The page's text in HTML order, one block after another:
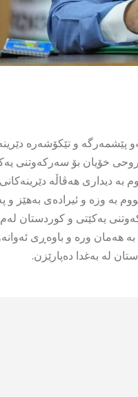
پێشمەرگە و تێکۆشەرە
روحی خۆیان بۆ سەرکەوتنی
بە دیداری هەڤاڵە
بە وزە و ئیرادەی بەهێز
یەکێتی و کوردستان لەم
بە هەمان ورە و باوەڕی
لە بەغدا دەپارێزن.